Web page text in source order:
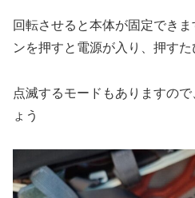
回転させると本体が固定でき
ンを押すと電源が入り、押すた
点滅するモードもありますの
ょう